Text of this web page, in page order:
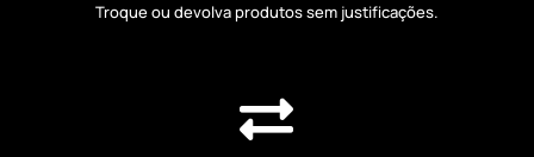
Troque ou devolva produtos sem justificações.
